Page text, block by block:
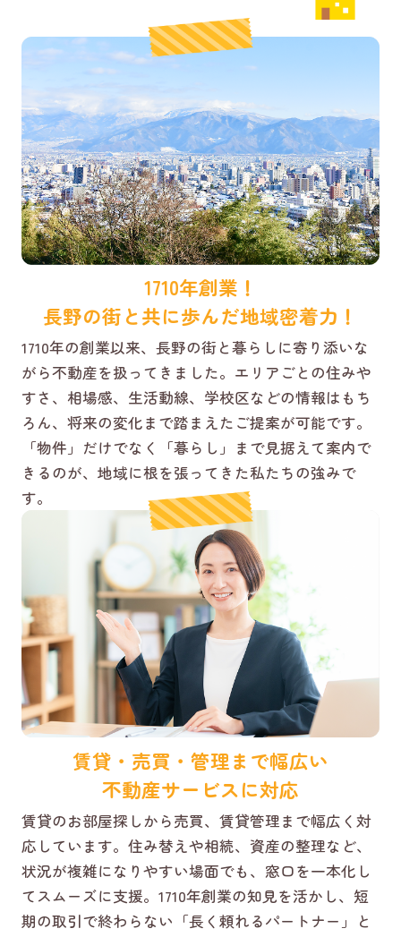
1710年創業！
長野の街と共に歩んだ地域密着力！
1710年の創業以来、長野の街と暮らしに寄り添いな
がら不動産を扱ってきました。エリアごとの住みや
すさ、相場感、生活動線、学校区などの情報はもち
ろん、将来の変化まで踏まえたご提案が可能です。
「物件」だけでなく「暮らし」まで見据えて案内で
きるのが、地域に根を張ってきた私たちの強みで
す。
賃貸・売買・管理まで幅広い
不動産サービスに対応
賃貸のお部屋探しから売買、賃貸管理まで幅広く対
応しています。住み替えや相続、資産の整理など、
状況が複雑になりやすい場面でも、窓口を一本化し
てスムーズに支援。1710年創業の知見を活かし、短
期の取引で終わらない「長く頼れるパートナー」と